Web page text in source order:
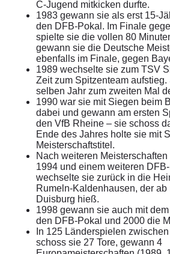
C-Jugend mitkicken durfte.
1983 gewann sie als erst 15-
den DFB-Pokal. Im Finale
spielte sie die vollen 80
gewann sie die Deutsche
ebenfalls im Finale, gegen
1989 wechselte sie zum TSV
Zeit zum Spitzenteam
selben Jahr zum zweiten Mal
1990 war sie mit Siegen beim
dabei und gewann am ersten
den VfB Rheine – sie schoss
Ende des Jahres holte sie mit
Meisterschaftstitel.
Nach weiteren
1994 und einem weiteren
wechselte sie zurück in die
Rumeln-Kaldenhausen, der
Duisburg hieß.
1998 gewann sie auch mit
den DFB-Pokal und 2000 die
In 125 Länderspielen
schoss sie 27 Tore, gewann 4